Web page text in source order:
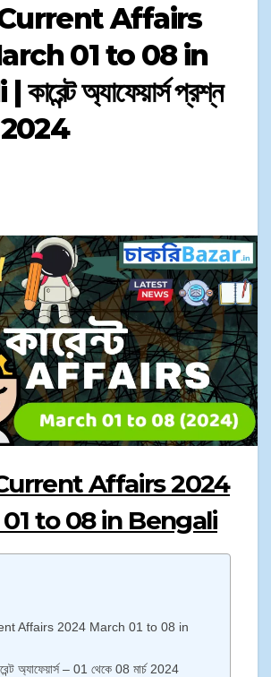
Affairs
01 to 08​ in
অ্যাফেয়ার্স প্রশ্ন
2024
Affairs 2024
to 08​ in Bengali
Affairs 2024 March 01 to 08​ in
অ্যাফেয়ার্স – 01 থেকে 08 মার্চ 2024